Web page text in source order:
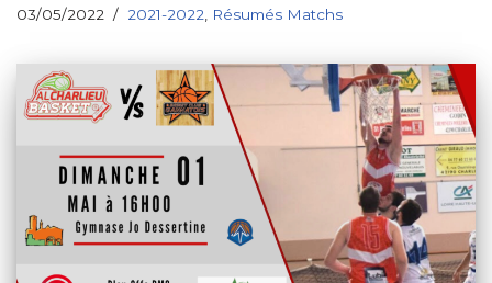
03/05/2022 2021-2022 Résumés Matchs